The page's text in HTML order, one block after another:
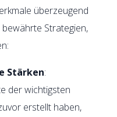
überzeugend
Strategien,
Stärken:
der wichtigsten
erstellt haben,